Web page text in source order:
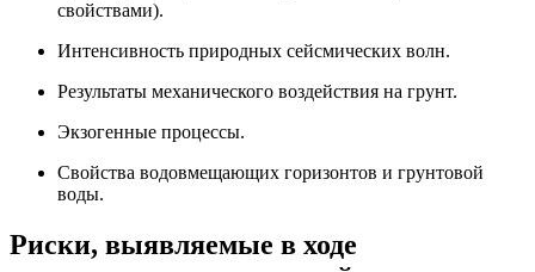
свойствами).
Интенсивность природных сейсмических волн.
Результаты механического воздействия на грунт.
Экзогенные процессы.
Свойства водовмещающих горизонтов и грунтовой
воды.
Риски, выявляемые в ходе